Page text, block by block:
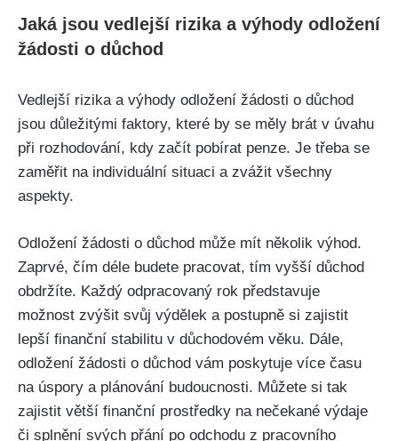
Jaká jsou vedlejší rizika a výhody odložení
žádosti o důchod
Vedlejší rizika a výhody odložení žádosti o důchod
jsou důležitými faktory, které by se měly brát v úvahu
při rozhodování, kdy začít pobírat penze. Je třeba se
zaměřit na individuální situaci a zvážit všechny
aspekty.
Odložení žádosti o důchod může mít několik výhod.
Zaprvé, čím déle budete pracovat, tím vyšší důchod
obdržíte. Každý odpracovaný rok představuje
možnost zvýšit svůj výdělek a postupně si zajistit
lepší finanční stabilitu v důchodovém věku. Dále,
odložení žádosti o důchod vám poskytuje více času
na úspory a plánování budoucnosti. Můžete si tak
zajistit větší finanční prostředky na nečekané výdaje
či splnění svých přání po odchodu z pracovního